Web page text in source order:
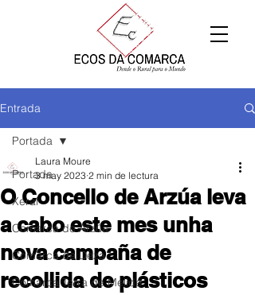
Entrada
Portada
Xeral
Comarca de Arzúa
Comarca de Deza
Comarca Terra de Melide
Portada
O Concello de Arzúa leva
a cabo este mes unha
nova campaña de
recollida de plásticos
Laura Moure
3 may 2023 2 min de lectura